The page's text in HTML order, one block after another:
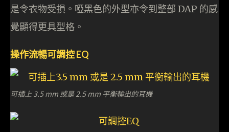
是令衣物受損。啞黑色的外型亦令到整部 DAP 的感
覺顯得更具型格。
操作流暢可調控 EQ
可插上 3.5 mm 或是 2.5 mm 平衡輸出的耳機